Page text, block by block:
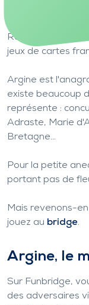
l'intelligence
choisi par ses
Rombaut) en
jeux de cartes
Argine est
existe beaucoup
représente :
Adraste, Marie
Bretagne...
Pour la petite
portant pas de
Mais revenons-
jouez au bridge.
Argine, le
Sur Funbridge,
des adversaires